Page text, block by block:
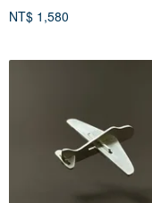
NT$ 1,580